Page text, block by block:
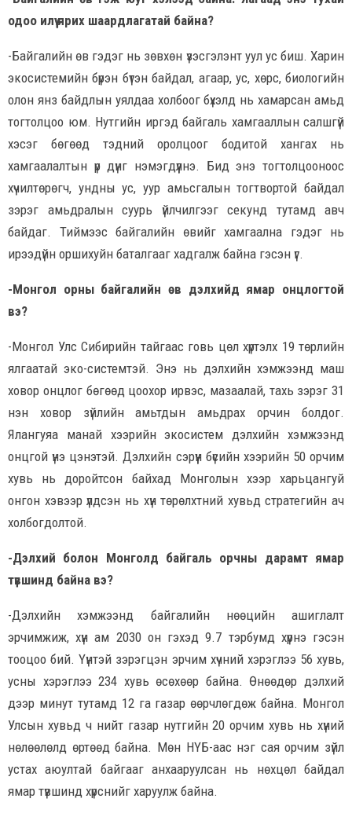
одоо илүү ярих шаардлагатай байна?
-Байгалийн өв гэдэг нь зөвхөн үзэсгэлэнт уул ус биш. Харин
экосистемийн бүрэн бүтэн байдал, агаар, ус, хөрс, биологийн
олон янз байдлын уялдаа холбоог бүхэлд нь хамарсан амьд
тогтолцоо юм. Нутгийн иргэд байгаль хамгааллын салшгүй
хэсэг бөгөөд тэдний оролцоог бодитой хангах нь
хамгаалалтын үр дүнг нэмэгдүүлнэ. Бид энэ тогтолцооноос
хүчилтөрөгч, ундны ус, уур амьсгалын тогтвортой байдал
зэрэг амьдралын суурь үйлчилгээг секунд тутамд авч
байдаг. Тиймээс байгалийн өвийг хамгаална гэдэг нь
ирээдүйн оршихуйн баталгааг хадгалж байна гэсэн үг.
-Монгол орны байгалийн өв дэлхийд ямар онцлогтой
вэ?
-Монгол Улс Сибирийн тайгаас говь цөл хүртэлх 19 төрлийн
ялгаатай эко-системтэй. Энэ нь дэлхийн хэмжээнд маш
ховор онцлог бөгөөд цоохор ирвэс, мазаалай, тахь зэрэг 31
нэн ховор зүйлийн амьтдын амьдрах орчин болдог.
Ялангуяа манай хээрийн экосистем дэлхийн хэмжээнд
онцгой үнэ цэнэтэй. Дэлхийн сэрүүн бүсийн хээрийн 50 орчим
хувь нь доройтсон байхад Монголын хээр харьцангуй
онгон хэвээр үлдсэн нь хүн төрөлхтний хувьд стратегийн ач
холбогдолтой.
-Дэлхий болон Монголд байгаль орчны дарамт ямар
түвшинд байна вэ?
-Дэлхийн хэмжээнд байгалийн нөөцийн ашиглалт
эрчимжиж, хүн ам 2030 он гэхэд 9.7 тэрбумд хүрнэ гэсэн
тооцоо бий. Үүнтэй зэрэгцэн эрчим хүчний хэрэглээ 56 хувь,
усны хэрэглээ 234 хувь өсөхөөр байна. Өнөөдөр дэлхий
дээр минут тутамд 12 га газар өөрчлөгдөж байна. Монгол
Улсын хувьд ч нийт газар нутгийн 20 орчим хувь нь хүний
нөлөөлөлд өртөөд байна. Мөн НҮБ-аас нэг сая орчим зүйл
устах аюултай байгааг анхааруулсан нь нөхцөл байдал
ямар түвшинд хүрснийг харуулж байна.